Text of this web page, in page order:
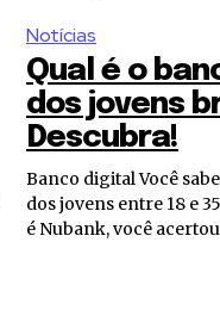
Notícias
Qual é o
dos jovens
Descubra!
Banco digital Você sabe qual é o banco preferido
dos jovens entre 18 e
é Nubank, você